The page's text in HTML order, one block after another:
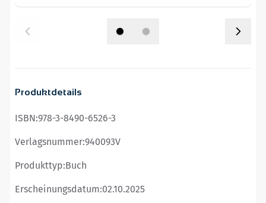
Produktdetails
ISBN:978-3-8490-6526-3
Verlagsnummer:940093V
Produkttyp:Buch
Erscheinungsdatum:02.10.2025